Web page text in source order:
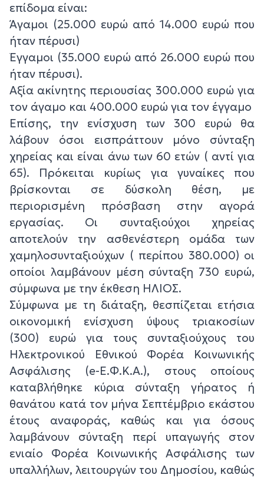
επίδομα είναι:
Άγαμοι (25.000 ευρώ από 14.000 ευρώ που
ήταν πέρυσι)
Έγγαμοι (35.000 ευρώ από 26.000 ευρώ που
ήταν πέρυσι).
Αξία ακίνητης περιουσίας 300.000 ευρώ για
τον άγαμο και 400.000 ευρώ για τον έγγαμο
Επίσης, την ενίσχυση των 300 ευρώ θα
λάβουν όσοι εισπράττουν μόνο σύνταξη
χηρείας και είναι άνω των 60 ετών ( αντί για
65). Πρόκειται κυρίως για γυναίκες που
βρίσκονται σε δύσκολη θέση, με
περιορισμένη πρόσβαση στην αγορά
εργασίας. Oι συνταξιούχοι χηρείας
αποτελούν την ασθενέστερη ομάδα των
χαμηλοσυνταξιούχων ( περίπου 380.000) οι
οποίοι λαμβάνουν μέση σύνταξη 730 ευρώ,
σύμφωνα με την έκθεση ΗΛΙΟΣ.
Σύμφωνα με τη διάταξη, θεσπίζεται ετήσια
οικονομική ενίσχυση ύψους τριακοσίων
(300) ευρώ για τους συνταξιούχους του
Ηλεκτρονικού Εθνικού Φορέα Κοινωνικής
Ασφάλισης (e-Ε.Φ.Κ.Α.), στους οποίους
καταβλήθηκε κύρια σύνταξη γήρατος ή
θανάτου κατά τον μήνα Σεπτέμβριο εκάστου
έτους αναφοράς, καθώς και για όσους
λαμβάνουν σύνταξη περί υπαγωγής στον
ενιαίο Φορέα Κοινωνικής Ασφάλισης των
υπαλλήλων, λειτουργών του Δημοσίου, καθώς